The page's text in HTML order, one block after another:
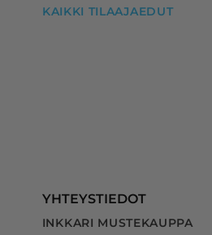
KAIKKI TILAAJAEDUT
YHTEYSTIEDOT
INKKARI MUSTEKAUPPA